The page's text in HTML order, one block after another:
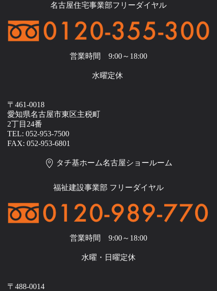
名古屋住宅事業部フリーダイヤル
営業時間 9:00～18:00
水曜定休
〒461-0018
愛知県名古屋市東区主税町
2丁目24番
TEL: 052-953-7500
FAX: 052-953-6801
タチ基ホーム名古屋ショールーム
福祉建設事業部 フリーダイヤル
営業時間 9:00～18:00
水曜・日曜定休
〒488-0014